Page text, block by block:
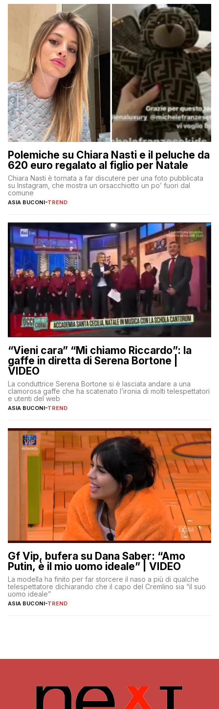
Polemiche su Chiara Nasti e il peluche da
620 euro regalato al figlio per Natale
Chiara Nasti è tornata a far discutere per una foto pubblicata
su Instagram, che mostra un orsacchiotto un po’ fuori dal
comune
ASIA BUCONI-TREND
“Vieni cara” “Mi chiamo Riccardo”: la
gaffe in diretta di Serena Bortone |
VIDEO
La conduttrice Serena Bortone si è lasciata andare a una
clamorosa gaffe che ha scatenato l’ironia di molti telespettatori
e utenti del web
ASIA BUCONI-TREND
Gf Vip, bufera su Dana Saber: “Amo
Putin, è il mio uomo ideale” | VIDEO
La modella ha finito per far storcere il naso a più di qualche
telespettatore dichiarando che il capo del Cremlino sia “il suo
uomo ideale”
ASIA BUCONI-TREND